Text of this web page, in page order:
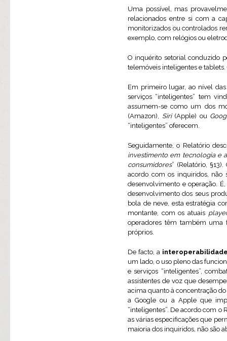
Uma possível, mas
relacionados entre si com a
monitorizados ou controlados
exemplo, com relógios ou
O inquérito setorial conduzido
telemóveis inteligentes e
Em primeiro lugar, ao nível das
serviços “inteligentes” tem
assumem-se como um dos
(Amazon), Siri(Apple) ou
“inteligentes” oferecem.
Seguidamente, o Relatório
investimento em tecnologia e
consumidores” (Relatório,
acordo com os inquiridos, não
desenvolvimento e operação.
desenvolvimento dos seus
bola de neve, esta estratégia
montante, com os atuais
operadores têm também uma
próprios.
De facto, a
um lado, o uso pleno das
e serviços “inteligentes”,
assistentes de voz que
acima quanto à concentração
a Google ou a Apple que
“inteligentes”. De acordo com
as várias especificações que
maioria dos inquiridos, não são